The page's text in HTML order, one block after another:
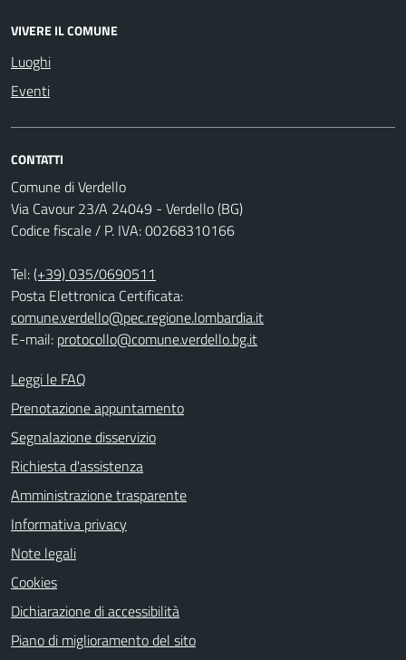
VIVERE IL COMUNE
Luoghi
Eventi
CONTATTI
Comune di Verdello
Via Cavour 23/A 24049 - Verdello (BG)
Codice fiscale / P. IVA: 00268310166
Tel:(+39) 035/0690511
Posta Elettronica Certificata:
comune.verdello@pec.regione.lombardia.it
E-mail: protocollo@comune.verdello.bg.it
Leggi le FAQ
Prenotazione appuntamento
Segnalazione disservizio
Richiesta d'assistenza
Amministrazione trasparente
Informativa privacy
Note legali
Cookies
Dichiarazione di accessibilità
Piano di miglioramento del sito